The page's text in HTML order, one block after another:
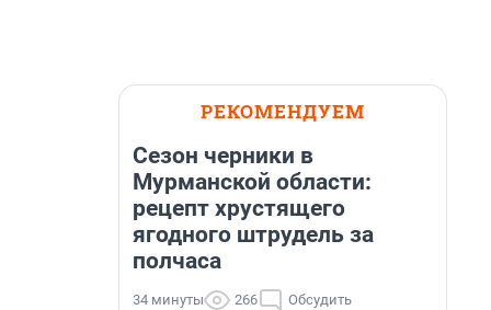
РЕКОМЕНДУЕМ
Сезон черники в
Мурманской области:
рецепт хрустящего
ягодного штрудель за
полчаса
34 минуты 266 Обсудить